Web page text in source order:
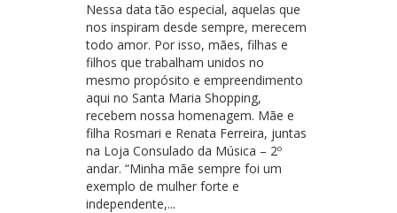
Nessa data tão especial, aquelas que
nos inspiram desde sempre, merecem
todo amor. Por isso, mães, filhas e
filhos que trabalham unidos no
mesmo propósito e empreendimento
aqui no Santa Maria Shopping,
recebem nossa homenagem. Mãe e
filha Rosmari e Renata Ferreira, juntas
na Loja Consulado da Música – 2º
andar. “Minha mãe sempre foi um
exemplo de mulher forte e
independente,...